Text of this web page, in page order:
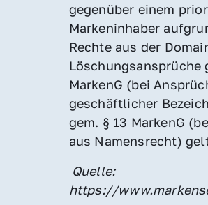
gegenüber einem
Markeninhaber
Rechte aus der
Löschungsansprüche
MarkenG (bei
geschäftlicher
gem. § 13 MarkenG
aus Namensrecht)
https://